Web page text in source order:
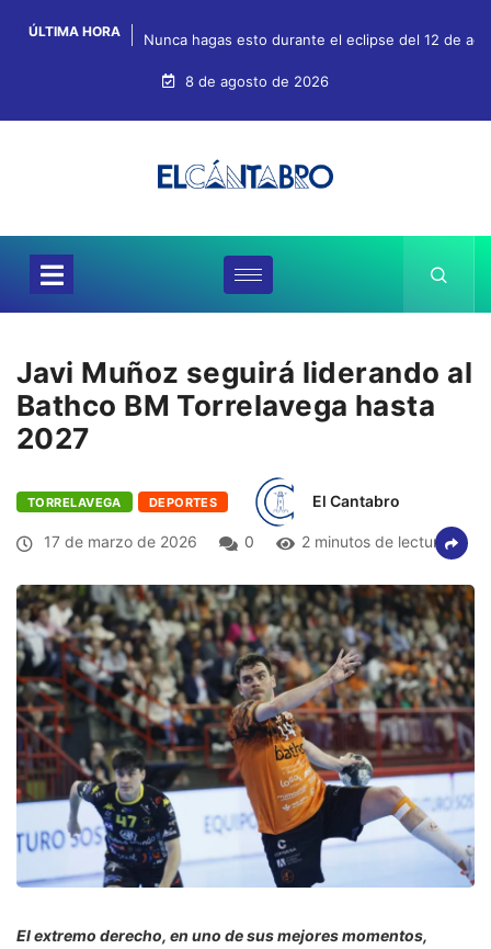
ÚLTIMA HORA Nunca hagas esto durante el eclipse del 12 de
8 de agosto de 2026
Javi Muñoz seguirá liderando al
Bathco BM Torrelavega hasta
2027
TORRELAVEGA DEPORTES El Cantabro
17 de marzo de 2026 0 2 minutos de lectura
El extremo derecho, en uno de sus mejores momentos,